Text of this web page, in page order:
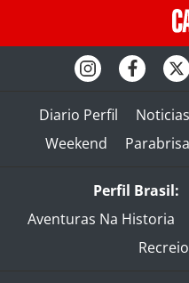
Diario Perfil Noticias
Weekend
Perfil Brasil:
Aventuras Na Historia
Recreio